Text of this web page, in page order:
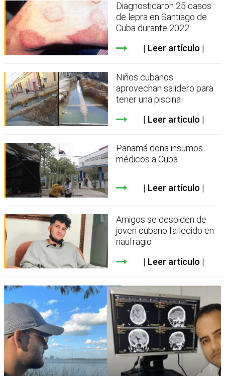
Diagnosticaron 25 casos
de lepra en Santiago de
Cuba durante 2022
Leer artículo
Niños cubanos
aprovechan salidero para
tener una piscina
Leer artículo
Panamá dona insumos
médicos a Cuba
Leer artículo
Amigos se despiden de
joven cubano fallecido en
naufragio
Leer artículo